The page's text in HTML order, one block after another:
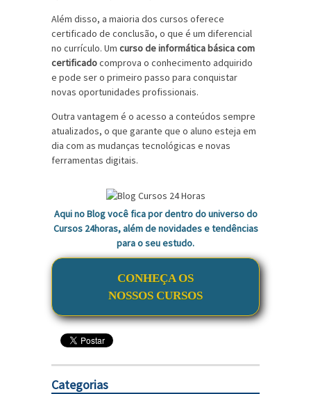
Além disso, a maioria dos cursos oferece
certificado de conclusão, o que é um diferencial
no currículo. Um curso de informática básica com
certificadocomprova o conhecimento adquirido
e pode ser o primeiro passo para conquistar
novas oportunidades profissionais.
Outra vantagem é o acesso a conteúdos sempre
atualizados, o que garante que o aluno esteja em
dia com as mudanças tecnológicas e novas
ferramentas digitais.
Aqui no Blog você fica por dentro do universo do
Cursos 24horas, além de novidades e tendências
para o seu estudo.
CONHEÇA OS
NOSSOS CURSOS
Categorias